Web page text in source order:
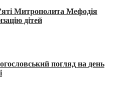
Митрополита Мефодія
дітей
погляд на день